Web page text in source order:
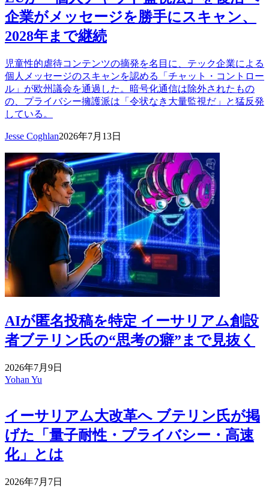
企業がメッセージを勝手にスキャン、
2028年まで継続
児童性的虐待コンテンツの摘発を名目に、テック企業による
個人メッセージのスキャンを認める「チャット・コントロー
ル」が欧州議会を通過した。暗号化通信は除外されたもの
の、プライバシー擁護派は「令状なき大量監視だ」と猛反発
している。
Jesse Coghlan2026年7月13日
AIが匿名投稿を特定 イーサリアム創設
者ブテリン氏の“思考の癖”まで見抜く
2026年7月9日
Yohan Yu
イーサリアム大改革へ ブテリン氏が掲
げた「量子耐性・プライバシー・高速
化」とは
2026年7月7日